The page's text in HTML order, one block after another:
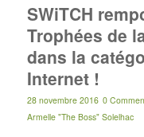
SWiTCH
Trophées de
dans la
Internet !
28 novembre 2016 0
Armelle "The Boss" Solelhac